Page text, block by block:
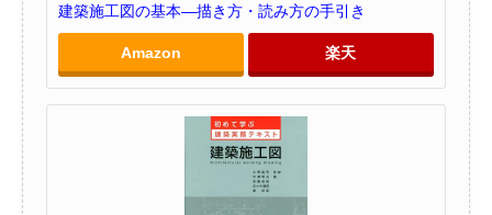
建築施工図の基本―描き方・読み方の手引き
Amazon 楽天